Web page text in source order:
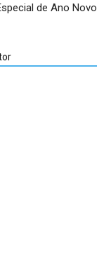
de Ano Novo